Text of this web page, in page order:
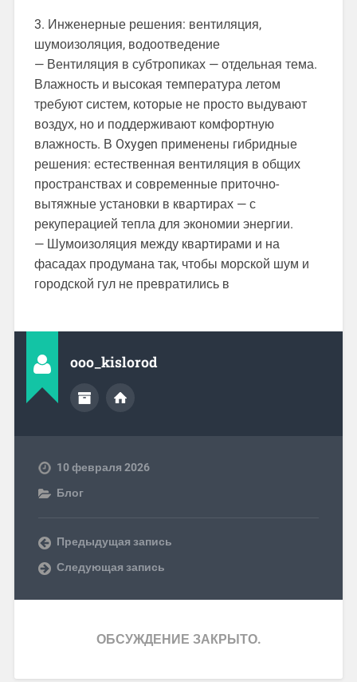
3. Инженерные решения: вентиляция,
шумоизоляция, водоотведение
— Вентиляция в субтропиках — отдельная тема.
Влажность и высокая температура летом
требуют систем, которые не просто выдувают
воздух, но и поддерживают комфортную
влажность. В Oxygen применены гибридные
решения: естественная вентиляция в общих
пространствах и современные приточно-
вытяжные установки в квартирах — с
рекуперацией тепла для экономии энергии.
— Шумоизоляция между квартирами и на
фасадах продумана так, чтобы морской шум и
городской гул не превратились в
ooo_kislorod
10 февраля 2026
Блог
Предыдущая запись
Следующая запись
ОБСУЖДЕНИЕ ЗАКРЫТО.